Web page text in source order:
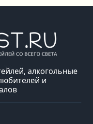
алкогольные
и